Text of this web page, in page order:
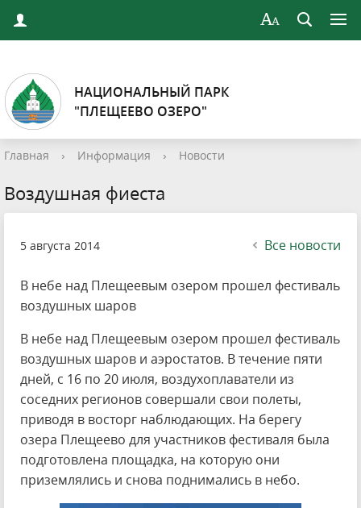
НАЦИОНАЛЬНЫЙ ПАРК
"ПЛЕЩЕЕВО ОЗЕРО"
Главная › Информация › Новости
Воздушная фиеста
5 августа 2014 Все новости
В небе над Плещеевым озером прошел фестиваль
воздушных шаров
В небе над Плещеевым озером прошел фестиваль
воздушных шаров и аэростатов. В течение пяти
дней, с 16 по 20 июля, воздухоплаватели из
соседних регионов совершали свои полеты,
приводя в восторг наблюдающих. На берегу
озера Плещеево для участников фестиваля была
подготовлена площадка, на которую они
приземлялись и снова поднимались в небо.